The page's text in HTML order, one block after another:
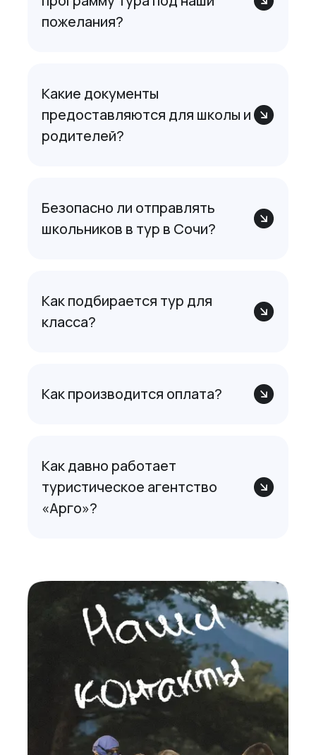
пожелания?
Какие документы
предоставляются для школы и
родителей?
Безопасно ли отправлять
школьников в тур в Сочи?
Как подбирается тур для
класса?
Как производится оплата?
Как давно работает
туристическое агентство
«Арго»?